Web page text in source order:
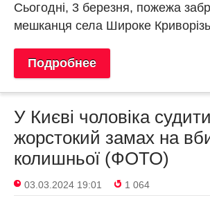
Сьогодні, 3 березня, пожежа
мешканця села Широке
Подробнее
У Києві чоловіка
жорстокий замах на
колишньої (ФОТО)
03.03.2024 19:01
1 064